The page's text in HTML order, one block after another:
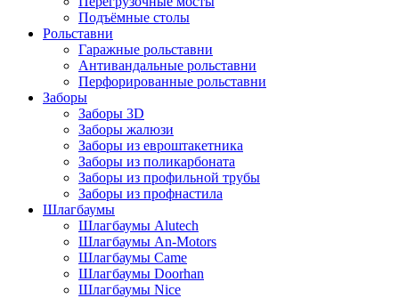
Подъёмные столы
Рольставни
Гаражные рольставни
Антивандальные рольставни
Перфорированные рольставни
Заборы
Заборы 3D
Заборы жалюзи
Заборы из евроштакетника
Заборы из поликарбоната
Заборы из профильной трубы
Заборы из профнастила
Шлагбаумы
Шлагбаумы Alutech
Шлагбаумы An-Motors
Шлагбаумы Came
Шлагбаумы Doorhan
Шлагбаумы Nice